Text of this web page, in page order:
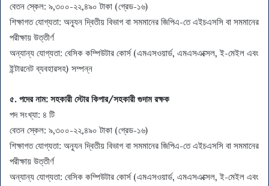
বেতন স্কেল: ৯,৩০০-২২,৪৯০ টাকা (গ্রেড-১৬)
শিক্ষাগত যোগ্যতা: অন্যূন দ্বিতীয় বিভাগ বা সমমানের জিপিএ-তে এইচএসসি বা সমমানের
পরীক্ষায় উত্তীর্ণ
অন্যান্য যোগ্যতা: বেসিক কম্পিউটার কোর্স (এমএসওয়ার্ড, এমএসএক্সেল, ই-মেইল এবং
ইন্টারনেট ব্যবহারসহ) সম্পন্ন
৫. পদের নাম: সহকারী স্টোর কিপার/সহকারী গুদাম রক্ষক
পদ সংখ্যা: ৪ টি
বেতন স্কেল: ৯,৩০০-২২,৪৯০ টাকা (গ্রেড-১৬)
শিক্ষাগত যোগ্যতা: অন্যূন দ্বিতীয় বিভাগ বা সমমানের জিপিএ-তে এইচএসসি বা সমমানের
পরীক্ষায় উত্তীর্ণ
অন্যান্য যোগ্যতা: বেসিক কম্পিউটার কোর্স (এমএসওয়ার্ড, এমএসএক্সেল, ই-মেইল এবং